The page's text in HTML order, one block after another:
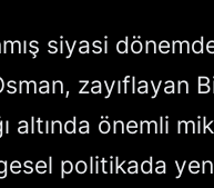
siyasi
zayıflayan
altında önemli
politikada